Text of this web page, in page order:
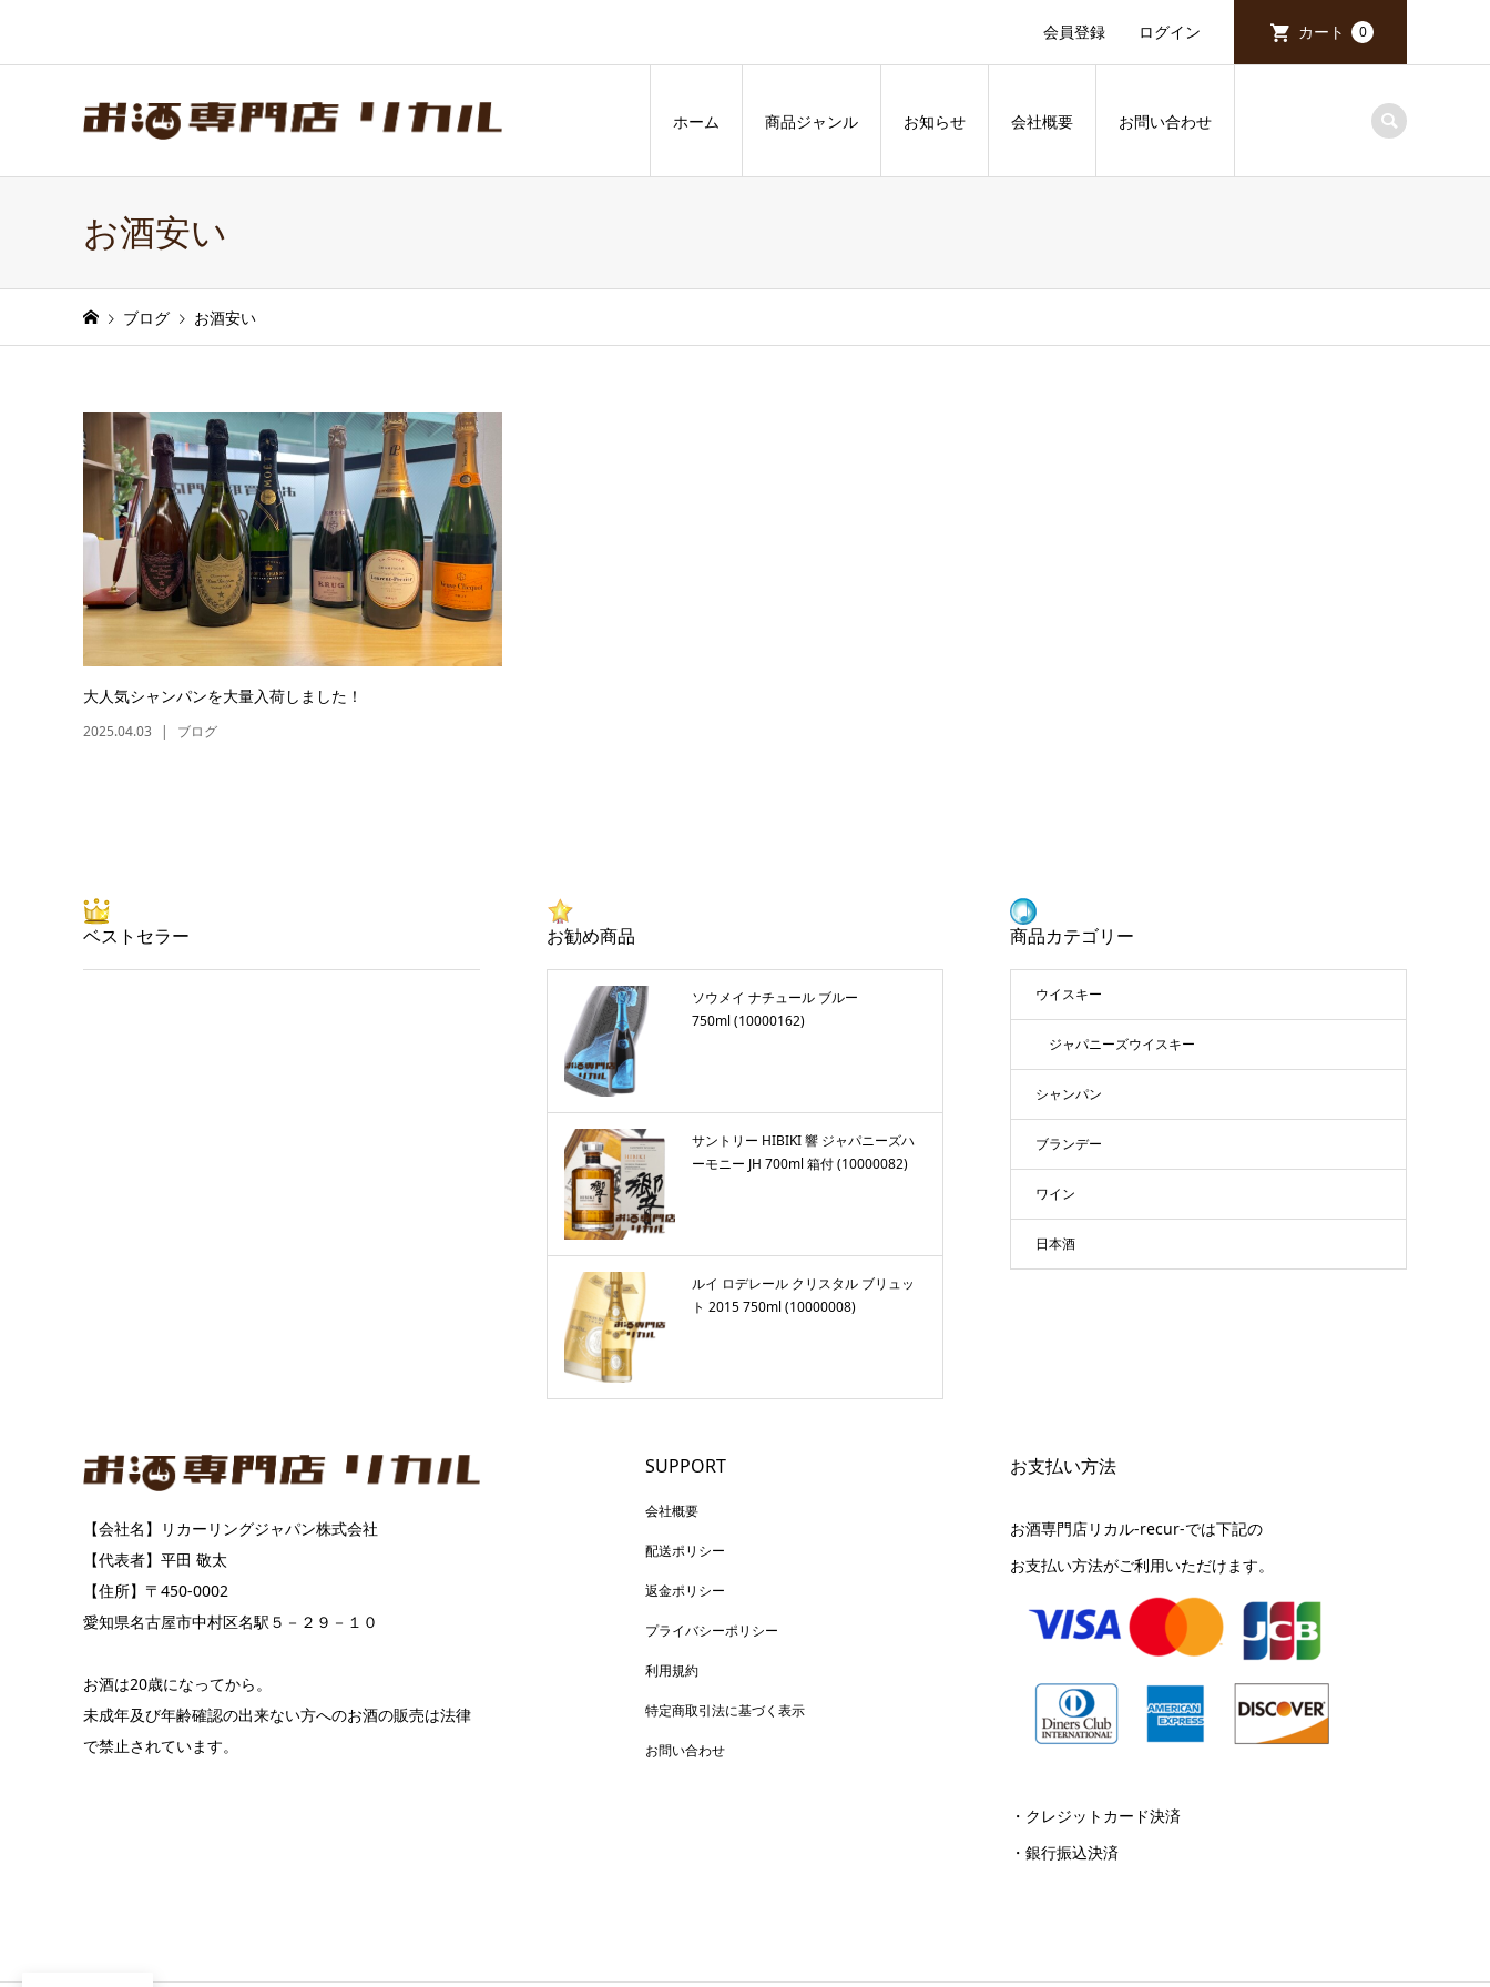
会員登録 ログイン カート 0
ホーム 商品ジャンル お知らせ 会社概要 お問い合わせ
お酒安い
ブログ お酒安い
大人気シャンパンを大量入荷しました！
2025.04.03 ブログ
ベストセラー お勧め商品
ソウメイ ナチュール ブルー
750ml (10000162)
サントリー HIBIKI 響 ジャパニーズハ
ーモニー JH 700ml 箱付 (10000082)
ルイ ロデレール クリスタル ブリュッ
ト 2015 750ml (10000008)
商品カテゴリー
ウイスキー
ジャパニーズウイスキー
シャンパン
ブランデー
ワイン
日本酒
【会社名】リカーリングジャパン株式会社
【代表者】平田 敬太
【住所】〒450-0002
愛知県名古屋市中村区名駅５－２９－１０
お酒は20歳になってから。
未成年及び年齢確認の出来ない方へのお酒の販売は法律
で禁止されています。
SUPPORT
会社概要
配送ポリシー
返金ポリシー
プライバシーポリシー
利用規約
特定商取引法に基づく表示
お問い合わせ
お支払い方法
お酒専門店リカル-recur-では下記の
お支払い方法がご利用いただけます。
・クレジットカード決済
・銀行振込決済